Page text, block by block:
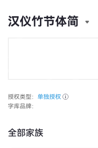
汉仪竹节体简
授权类型： 单独授权
字库品牌：
全部家族